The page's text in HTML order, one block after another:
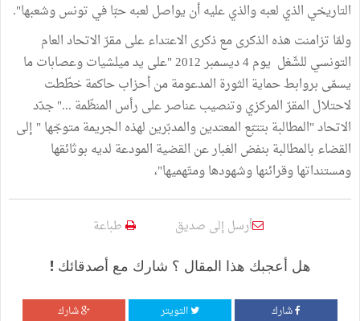
التاريخي الذي لعبه والذي عليه أن يواصل لعبه حبّا في تونس وشعبها".
ولمّا تزامنت هذه الذكرى مع ذكرى الاعتداء على مقرّ الاتحاد العام
التونسي للشّغل يوم 4 ديسمبر 2012 "على يد ميلشيات وعصابات ما
يسمّى بروابط حماية الثورة المدعومة من أحزاب حاكمة خطّطت
لاحتلال المقرّ المركزي وتنصيب عناصر على رأس المنظّمة ..." جدّد
الاتحاد "المطالبة بتتبّع المعتدين والمدبّرين لهذه الجريمة متوجّها " إلى
القضاء بالمطالبة بنفض الغبار عن القضية المودعة لديه بوثائقها
ومستنداتها وقرائنها وشهودها ومتّهميها"،
أرسل إلى صديق طباعة
هل أعجبك هذا المقال ؟ شارك مع أصدقائك !
شارك التويتر شارك